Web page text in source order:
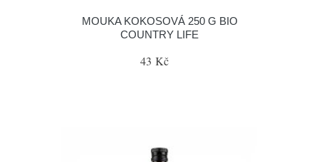
MOUKA KOKOSOVÁ 250 G BIO
COUNTRY LIFE
43 Kč